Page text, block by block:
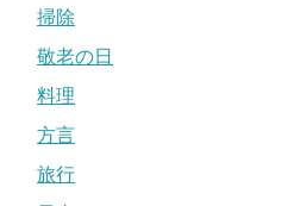
掃除
敬老の日
料理
方言
旅行